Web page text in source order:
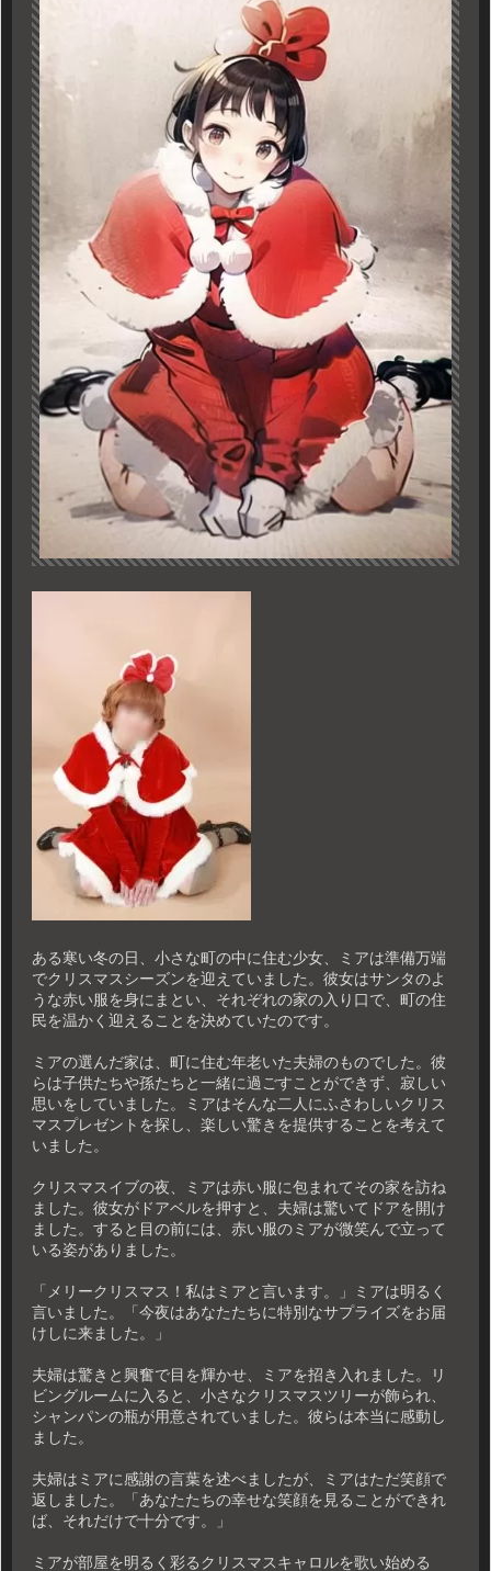
ある寒い冬の日、小さな町の中に住む少女、ミアは準備万端
でクリスマスシーズンを迎えていました。彼女はサンタのよ
うな赤い服を身にまとい、それぞれの家の入り口で、町の住
民を温かく迎えることを決めていたのです。
ミアの選んだ家は、町に住む年老いた夫婦のものでした。彼
らは子供たちや孫たちと一緒に過ごすことができず、寂しい
思いをしていました。ミアはそんな二人にふさわしいクリス
マスプレゼントを探し、楽しい驚きを提供することを考えて
いました。
クリスマスイブの夜、ミアは赤い服に包まれてその家を訪ね
ました。彼女がドアベルを押すと、夫婦は驚いてドアを開け
ました。すると目の前には、赤い服のミアが微笑んで立って
いる姿がありました。
「メリークリスマス！私はミアと言います。」ミアは明るく
言いました。「今夜はあなたたちに特別なサプライズをお届
けしに来ました。」
夫婦は驚きと興奮で目を輝かせ、ミアを招き入れました。リ
ビングルームに入ると、小さなクリスマスツリーが飾られ、
シャンパンの瓶が用意されていました。彼らは本当に感動し
ました。
夫婦はミアに感謝の言葉を述べましたが、ミアはただ笑顔で
返しました。「あなたたちの幸せな笑顔を見ることができれ
ば、それだけで十分です。」
ミアが部屋を明るく彩るクリスマスキャロルを歌い始める